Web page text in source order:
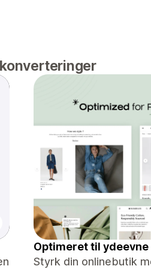
Optimeret til ydeevne
Styrk din onlinebutik